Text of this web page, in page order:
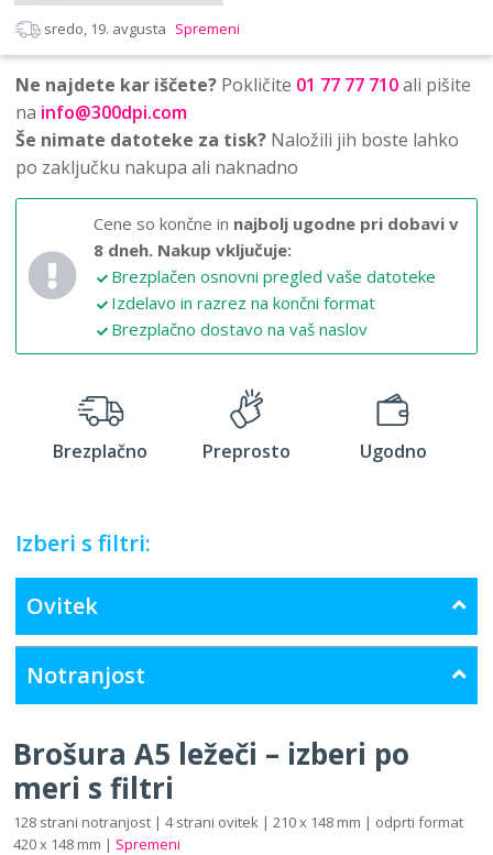
sredo, 19. avgusta Spremeni
Ne najdete kar iščete? Pokličite 01 77 77 710ali pišite
na info@300dpi.com
Še nimate datoteke za tisk? Naložili jih boste lahko
po zaključku nakupa ali naknadno
Cene so končne in najbolj ugodne pri dobavi v
8 dneh. Nakup vključuje:
Brezplačen osnovni pregled vaše datoteke
Izdelavo in razrez na končni format
Brezplačno dostavo na vaš naslov
Brezplačno Preprosto Ugodno
Izberi s filtri:
Ovitek
Notranjost
Brošura A5 ležeči – izberi po
meri s filtri
128 strani notranjost | 4 strani ovitek | 210 x 148 mm | odprti format
420 x 148 mm | Spremeni